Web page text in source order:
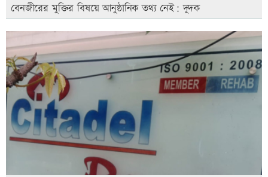
বেনজীরের মুক্তির বিষয়ে আনুষ্ঠানিক তথ্য নেই: দুদক